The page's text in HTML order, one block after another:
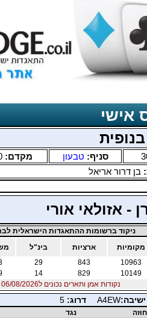
אישי
סניף: טבעון מקדם:
בן דרור אריאל
- אזולאי אורי
ניקוד ברשומות ההתאגדות הישראלית
מקומיות ארציות בינ"ל
10963
843
29
10149
829
14
נקודות אמן ותארים נכונים ל06/08/2026
A4EW דרוג: 5
חוזה
נגד